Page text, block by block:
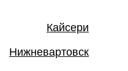
Кайсери
Нижневартовск